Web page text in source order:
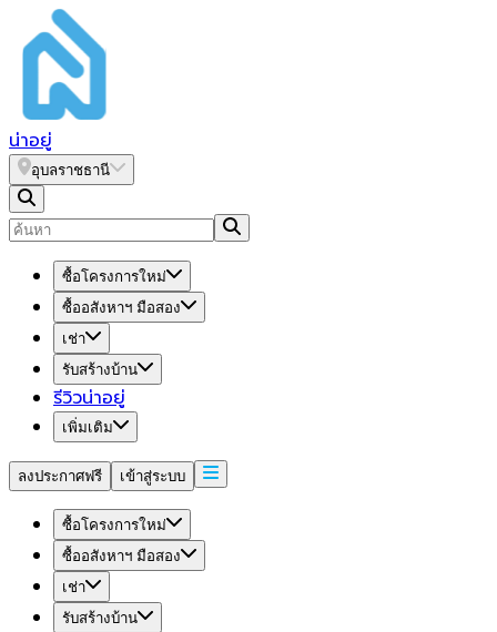
น่าอยู่
อุบลราชธานี
ซื้อโครงการใหม่
ซื้ออสังหาฯ มือสอง
เช่า
รับสร้างบ้าน
รีวิวน่าอยู่
เพิ่มเติม
ลงประกาศฟรี เข้าสู่ระบบ
ซื้อโครงการใหม่
ซื้ออสังหาฯ มือสอง
เช่า
รับสร้างบ้าน